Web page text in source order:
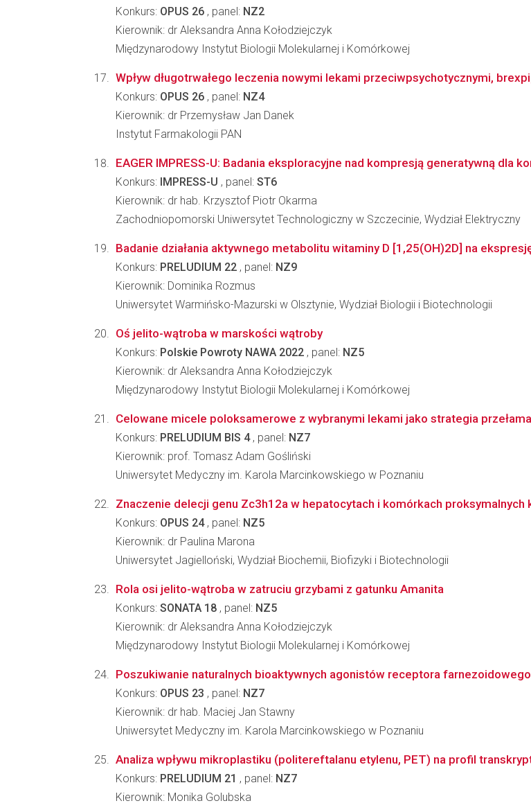
Konkurs: OPUS 26 , panel: NZ2
Kierownik: dr Aleksandra Anna Kołodziejczyk
Międzynarodowy Instytut Biologii Molekularnej i Komórkowej
Wpływ długotrwałego leczenia nowymi lekami przeciwpsychotycznymi,
Konkurs: OPUS 26 , panel: NZ4
Kierownik: dr Przemysław Jan Danek
Instytut Farmakologii PAN
EAGER IMPRESS-U: Badania eksploracyjne nad kompresją generatywną dla
Konkurs: IMPRESS-U , panel: ST6
Kierownik: dr hab. Krzysztof Piotr Okarma
Zachodniopomorski Uniwersytet Technologiczny w Szczecinie, Wydział Elektryczny
Badanie działania aktywnego metabolitu witaminy D [1,25(OH)2D] na
Konkurs: PRELUDIUM 22 , panel: NZ9
Kierownik: Dominika Rozmus
Uniwersytet Warmińsko-Mazurski w Olsztynie, Wydział Biologii i Biotechnologii
Oś jelito-wątroba w marskości wątroby
Konkurs: Polskie Powroty NAWA 2022 , panel: NZ5
Kierownik: dr Aleksandra Anna Kołodziejczyk
Międzynarodowy Instytut Biologii Molekularnej i Komórkowej
Celowane micele poloksamerowe z wybranymi lekami jako strategia
Konkurs: PRELUDIUM BIS 4, panel: NZ7
Kierownik: prof. Tomasz Adam Gośliński
Uniwersytet Medyczny im. Karola Marcinkowskiego w Poznaniu
Znaczenie delecji genu Zc3h12a w hepatocytach i komórkach
Konkurs: OPUS 24, panel: NZ5
Kierownik: dr Paulina Marona
Uniwersytet Jagielloński, Wydział Biochemii, Biofizyki i Biotechnologii
Rola osi jelito-wątroba w zatruciu grzybami z gatunku Amanita
Konkurs: SONATA 18 , panel: NZ5
Kierownik: dr Aleksandra Anna Kołodziejczyk
Międzynarodowy Instytut Biologii Molekularnej i Komórkowej
Poszukiwanie naturalnych bioaktywnych agonistów receptora
Konkurs: OPUS 23 , panel: NZ7
Kierownik: dr hab. Maciej Jan Stawny
Uniwersytet Medyczny im. Karola Marcinkowskiego w Poznaniu
Analiza wpływu mikroplastiku (politereftalanu etylenu, PET) na profil
Konkurs: PRELUDIUM 21 , panel: NZ7
Kierownik: Monika Golubska